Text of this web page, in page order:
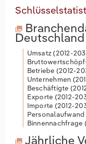
Deutschland
Umsatz (2012-
Betriebe (2012-
Unternehmen (
Beschäftigte (
Exporte (2012-
Importe (2012-
Personalaufwand
Binnennachfrage (
Jährliche